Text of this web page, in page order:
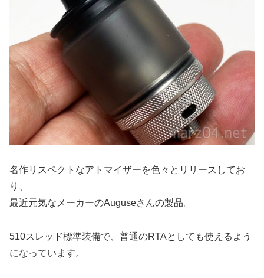
名作リスペクトなアトマイザーを色々とリリースしてお
り、
最近元気なメーカーのAuguseさんの製品。
510スレッド標準装備で、普通のRTAとしても使えるよう
になっています。